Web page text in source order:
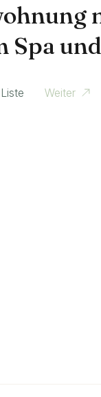
Spa
Weiter